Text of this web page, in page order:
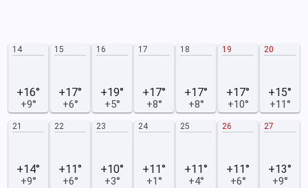
14
+16°
+9°
15
+17°
+6°
16
+19°
+5°
17
+17°
+8°
18
+17°
+8°
19
+17°
+10°
20
+15°
+11°
21
+14°
+9°
22
+11°
+6°
23
+10°
+3°
24
+11°
+1°
25
+11°
+4°
26
+11°
+6°
27
+13°
+9°